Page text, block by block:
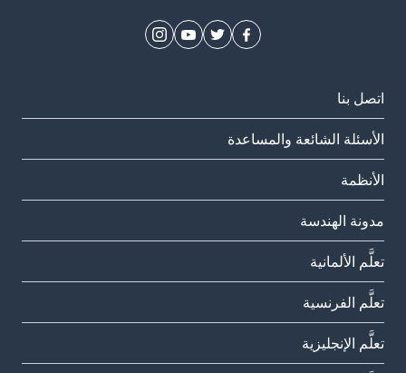
اتصل بنا
الأسئلة الشائعة والمساعدة
الأنظمة
مدونة الهندسة
تعلَّم الألمانية
تعلَّم الفرنسية
تعلَّم الإنجليزية